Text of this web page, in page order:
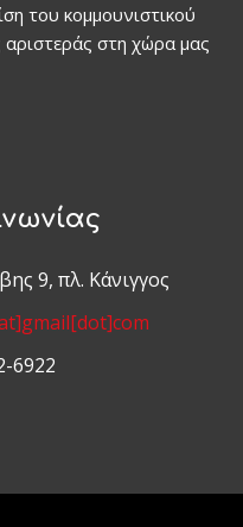
του κομμουνιστικού
αριστεράς στη χώρα μας
9, πλ. Κάνιγγος
6922